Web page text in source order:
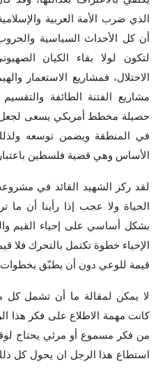
الذي ضرب الأمة العربية
أن كل الأحداث السياسية
لتكون لولا بقاء الكيان
الاحتلال، فمشاريع الاستعمار
مشاريع الفتنة الطائفة
حصيلة مخطط أمريكي يسعى لجعل
في المنطقة ويضمن توسعه
الأساس وهي قضية فلسطين
لقد ركز الشهيد القائد في
الحياة ولا عجب إذا رأينا أن
بشكل أساسي على إحياء القيم
الإحياء خطوة تكتمل بالتحرك فلا
قيمة للوعي دون أن يطبّق
لا يمكن لمقالة ما أن تشمل كل ما
كانت مهمة الاطلاع على فكر هذا
من فكر مسموع أو مرئي يحتاج
استطاع هذا الرجل ان يحول كل